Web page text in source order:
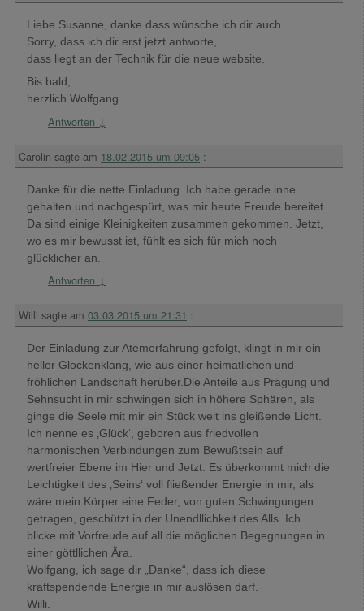
Liebe Susanne, danke dass wünsche ich dir auch.
Sorry, dass ich dir erst jetzt antworte,
dass liegt an der Technik für die neue website.
Bis bald,
herzlich Wolfgang
Antworten ↓
Carolin sagte am 18.02.2015 um 09:05 :
Danke für die nette Einladung. Ich habe gerade inne
gehalten und nachgespürt, was mir heute Freude bereitet.
Da sind einige Kleinigkeiten zusammen gekommen. Jetzt,
wo es mir bewusst ist, fühlt es sich für mich noch
glücklicher an.
Antworten ↓
Willi sagte am 03.03.2015 um 21:31 :
Der Einladung zur Atemerfahrung gefolgt, klingt in mir ein
heller Glockenklang, wie aus einer heimatlichen und
fröhlichen Landschaft herüber.Die Anteile aus Prägung und
Sehnsucht in mir schwingen sich in höhere Sphären, als
ginge die Seele mit mir ein Stück weit ins gleißende Licht.
Ich nenne es ‚Glück‘, geboren aus friedvollen
harmonischen Verbindungen zum Bewußtsein auf
wertfreier Ebene im Hier und Jetzt. Es überkommt mich die
Leichtigkeit des ‚Seins‘ voll fließender Energie in mir, als
wäre mein Körper eine Feder, von guten Schwingungen
getragen, geschützt in der Unendllichkeit des Alls. Ich
blicke mit Vorfreude auf all die möglichen Begegnungen in
einer göttllichen Ära.
Wolfgang, ich sage dir „Danke“, dass ich diese
kraftspendende Energie in mir auslösen darf.
Willi.